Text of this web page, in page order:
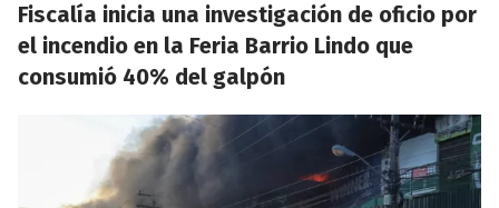
Fiscalía inicia una investigación de oficio por
el incendio en la Feria Barrio Lindo que
consumió 40% del galpón